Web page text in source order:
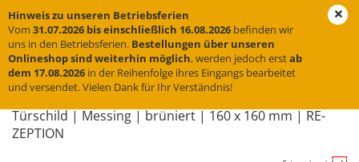
Hinweis zu unseren Betriebsferien
Vom 31.07.2026 bis einschließlich 16.08.2026 befinden wir
uns in den Betriebsferien. Bestellungen über unseren
Onlineshop sind weiterhin möglich, werden jedoch erstab
dem 17.08.2026 in der Reihenfolge ihres Eingangs bearbeitet
und versendet. Vielen Dank für Ihr Verständnis!
« Erster « zurück weiter »
Letzter »
31Artikel in dieser Kategorie
Tür­schild | Mes­sing | brü­niert | 160 x 160 mm | RE­
ZEP­TI­ON